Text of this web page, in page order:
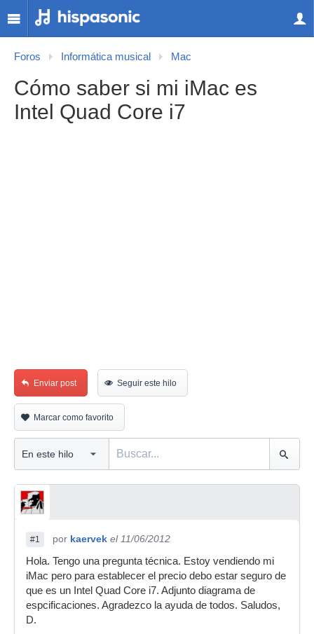
Foros Informática musical Mac
Cómo saber si mi iMac es
Intel Quad Core i7
Enviar post Seguir este hilo
Marcar como favorito
#1 por kaervek el 11/06/2012
Hola. Tengo una pregunta técnica. Estoy vendiendo mi
iMac pero para establecer el precio debo estar seguro de
que es un Intel Quad Core i7. Adjunto diagrama de
espcificaciones. Agradezco la ayuda de todos. Saludos,
D.